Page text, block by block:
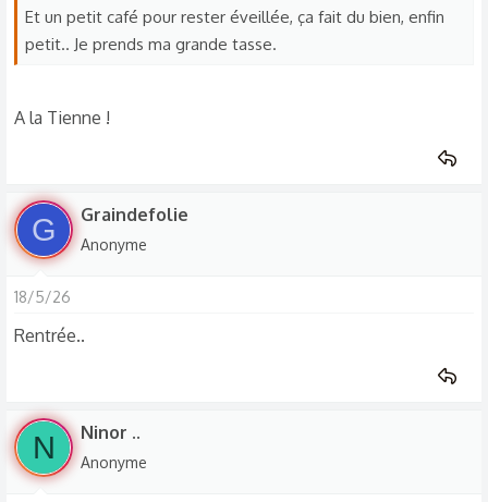
Et un petit café pour rester éveillée, ça fait du bien, enfin
petit.. Je prends ma grande tasse.
A la Tienne !
G Graindefolie
Anonyme
18/5/26
Rentrée..
N Ninor ..
Anonyme